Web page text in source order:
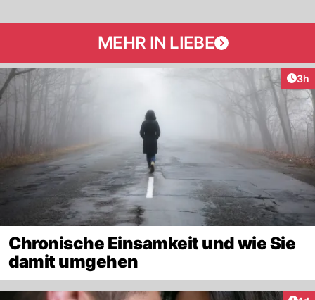
MEHR IN LIEBE
3h
Chronische Einsamkeit und wie Sie
damit umgehen